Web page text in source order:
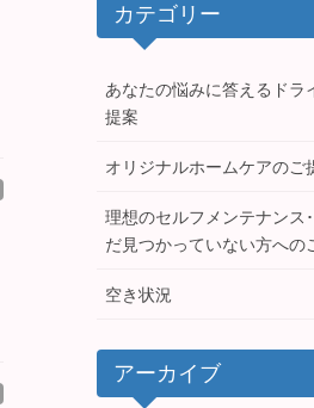
カテゴリー
あなたの悩みに答えるドラ
提案
オリジナルホームケアのご
理想のセルフメンテナンス
だ見つかっていない方への
空き状況
アーカイブ